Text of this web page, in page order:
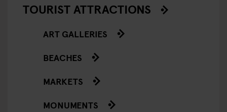
TOURIST ATTRACTIONS
ART GALLERIES
BEACHES
MARKETS
MONUMENTS